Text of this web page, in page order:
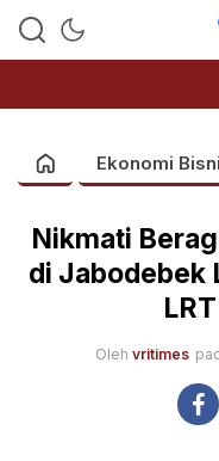
Ekonomi
Nikmati
di Jabodebek
Oleh vritimes